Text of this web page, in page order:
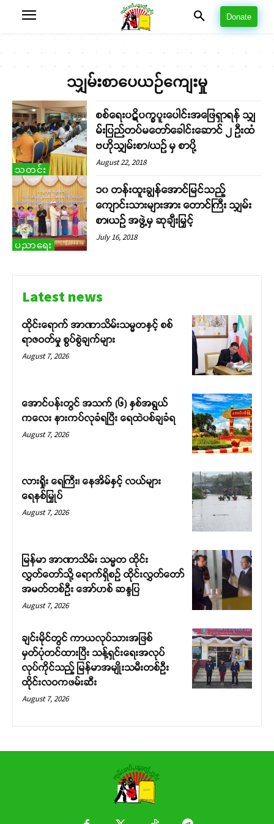
Donate
သျှမ်းစာပေယဉ်ကျေးမှု
သတင်း
စစ်ရေးပဋိပက္ခပူးပေါင်းအဖြေရှာရန် သျှ
မ်းပြည်တပ်မတော်ခေါင်းဆောင် ၂ ဦးထံ
ဗဟိုသျှမ်းစာ/ယဉ် မှ စာပို့
August 22, 2018
ပညာရေး
၁၀ တန်းထူးချွန်အောင်မြင်သည့်
ကျောင်းသားများအား တောင်ကြီး သျှမ်း
စာ၊ယဉ် အဖွဲ့မှ ဆုချီးမြှင့်
July 16, 2018
Latest news
ထိုင်းရောက် အာဏာသိမ်းသမ္မတနှင့် စစ်
ရာဇဝတ်မှု စွပ်စွဲချက်များ
August 7, 2026
အောင်ပန်းတွင် အသက် (၆) နှစ်အရွယ်
ကလေး နားကပ်လုခံရပြီး ရေထဲပစ်ချခံရ
August 7, 2026
လားရှိုး ရေကြီး၊ နေအိမ်နှင့် လယ်များ
ရေနစ်မြှုပ်
August 7, 2026
မြန်မာ အာဏာသိမ်း သမ္မတ ထိုင်း
လွှတ်တော်သို့ ရောက်ရှိစဉ် ထိုင်းလွှတ်တော်
အမတ်တစ်ဦး အော်ဟစ် ဆန္ဒပြ
August 7, 2026
ချင်းမိုင်တွင် ကာယလုပ်သားအဖြစ်
မှတ်ပုံတင်ထားပြီး သန့်ရှင်းရေးအလုပ်
လုပ်ကိုင်သည့် မြန်မာအမျိုးသမီးတစ်ဦး
ထိုင်းလဝကဖမ်းဆီး
August 7, 2026